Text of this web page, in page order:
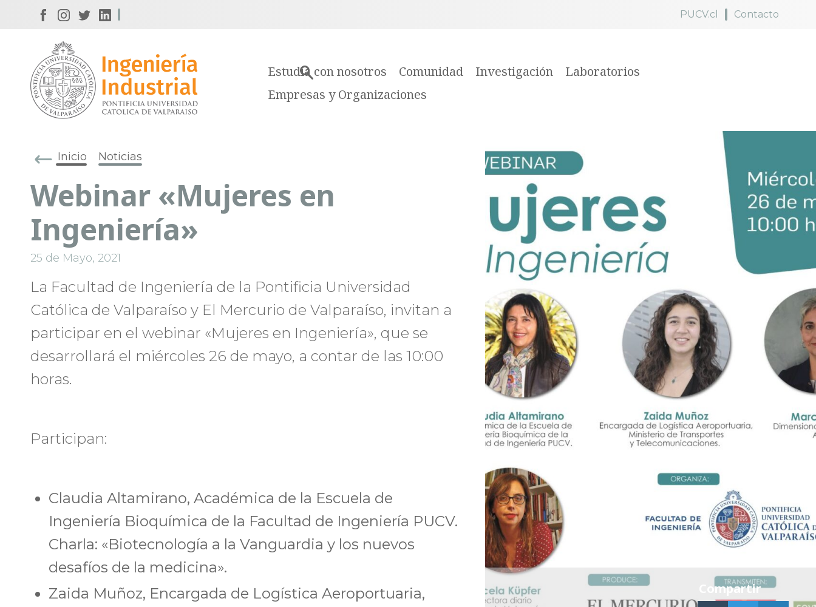
PUCV.cl Contacto
Estudia con nosotros Comunidad Investigación
Laboratorios
Empresas y Organizaciones
Inicio Noticias
Webinar «Mujeres en
Ingeniería»
25 de Mayo, 2021
La Facultad de Ingeniería de la Pontificia Universidad
Católica de Valparaíso y El Mercurio de Valparaíso, invitan a
participar en el webinar «Mujeres en Ingeniería», que se
desarrollará el miércoles 26 de mayo, a contar de las 10:00
horas.
Participan:
Claudia Altamirano, Académica de la Escuela de
Ingeniería Bioquímica de la Facultad de Ingeniería PUCV.
Charla: «Biotecnología a la Vanguardia y los nuevos
desafíos de la medicina».
Zaida Muñoz, Encargada de Logística Aeroportuaria,
Compartir